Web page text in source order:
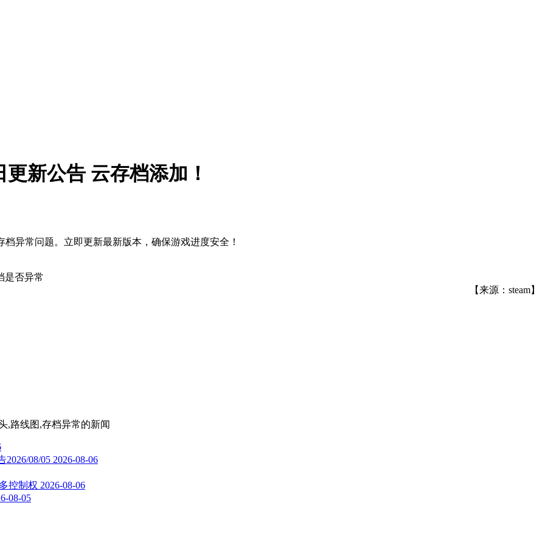
新公告 云存档添加！
异常问题。立即更新最新版本，确保游戏进度安全！
是否异常
【来源：steam】
,路线图,存档异常的新闻
2026/08/05 2026-08-06
控制权 2026-08-06
08-05